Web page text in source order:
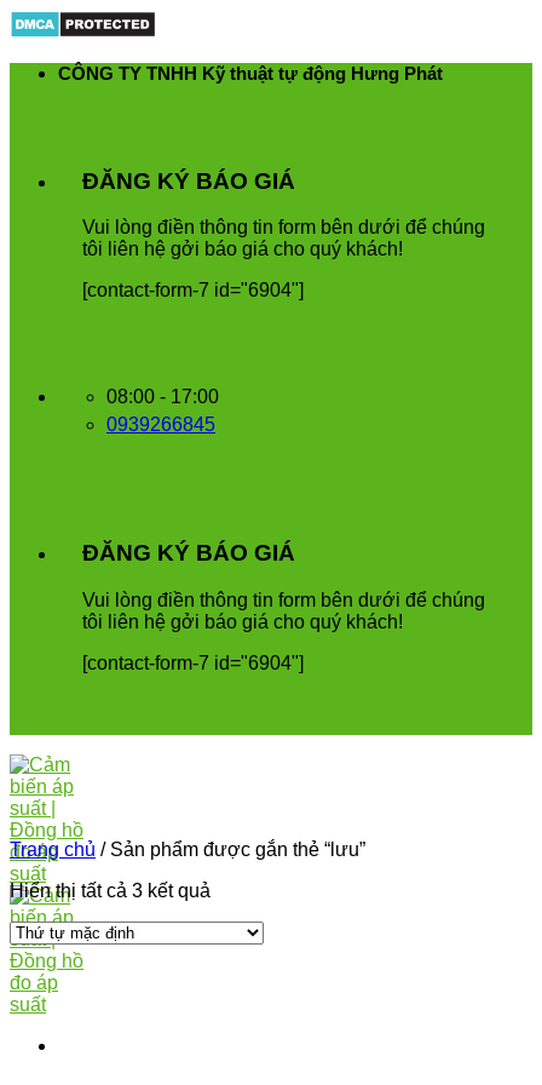
content
CÔNG TY TNHH Kỹ thuật tự động Hưng Phát
ĐĂNG KÝ BÁO GIÁ
Vui òng điền thông tin form bên dưới để chúng
tôi liên hệ gởi báo giá cho quý khách!
[contact-form-7 id="6904"]
08:00 - 17:00
0939266845
ĐĂNG KÝ BÁO GIÁ
Vui òng điền thông tin form bên dưới để chúng
tôi liên hệ gởi báo giá cho quý khách!
[contact-form-7 id="6904"]
Trang chủ /Sản phẩm được gắn thẻ “lưu”
Hiển thị tất cả 3 kết quả